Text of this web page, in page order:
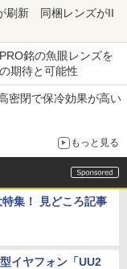
刷新 同梱レンズがII
銘の魚眼レンズを
期待と可能性
密閉で保冷効果が高い
もっと見る
集！ 見どころ記事
イヤフォン「UU2